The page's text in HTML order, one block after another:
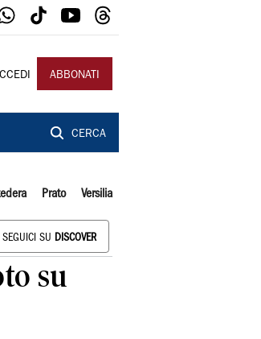
ABBONATI
CERCA
Prato Versilia
SEGUICI SU DISCOVER
su